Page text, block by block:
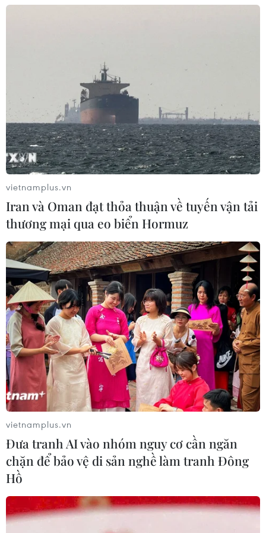
06/08/2026 02:50
Mỹ chuẩn bị áp thuế 15% nguyên liệu
then chốt sản xuất pin mặt trời
Giá vàng trong nước tiếp tục tăng,
SJC lên ngưỡng 143,3 triệu đồng mỗi
lượng
06/08/2026 02:12
Triều Tiên mở đường bay Bình
Nhưỡng-Wonsan Kalma thúc đẩy du
lịch
06/08/2026 02:05
Giá vàng ngày 6/8: Bảng giá tại các
công ty vàng bạc đá quý
06/08/2026 01:54
Giá dầu thô biến động nhẹ khi triển
vọng đàm phán Trung Đông vẫn khó
06/08/2026 00:26
từ tháng Hai
06/08/2026 00:26
vietnamplus.vn
Iran và Oman đạt thỏa thuận về tuyến vận tải
thương mại qua eo biển Hormuz
vietnamplus.vn
Đưa tranh AI vào nhóm nguy cơ cần ngăn
chặn để bảo vệ di sản nghề làm tranh Đông
Hồ